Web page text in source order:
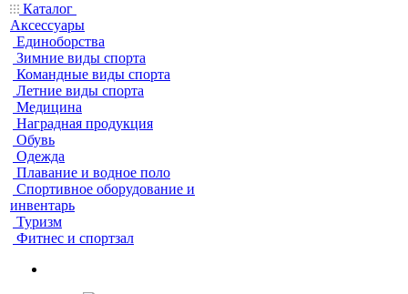
Каталог
Аксессуары
Единоборства
Зимние виды спорта
Командные виды спорта
Летние виды спорта
Медицина
Наградная продукция
Обувь
Одежда
Плавание и водное поло
Спортивное оборудование и
инвентарь
Туризм
Фитнес и спортзал